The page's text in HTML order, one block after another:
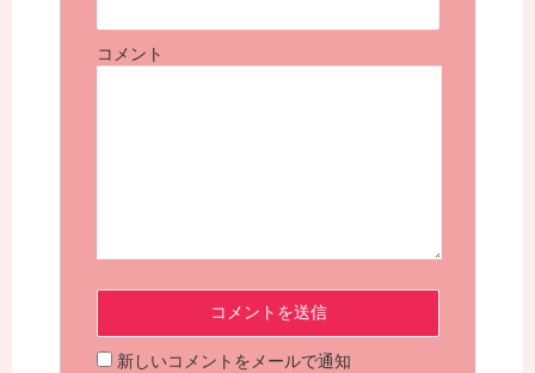
コメント
新しいコメントをメールで通知